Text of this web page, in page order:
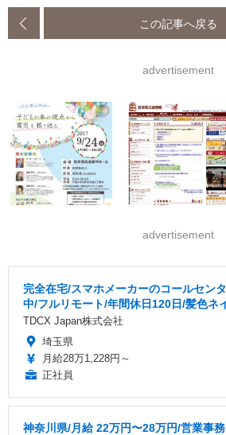
この記事へ戻る
advertisement
advertisement
完全在宅/スマホメーカーのコールセン
中/フルリモート/年間休日120日/髪色ネ
TDCX Japan株式会社
埼玉県
月給28万1,228円～
正社員
神奈川県/月給 22万円〜28万円/営業事